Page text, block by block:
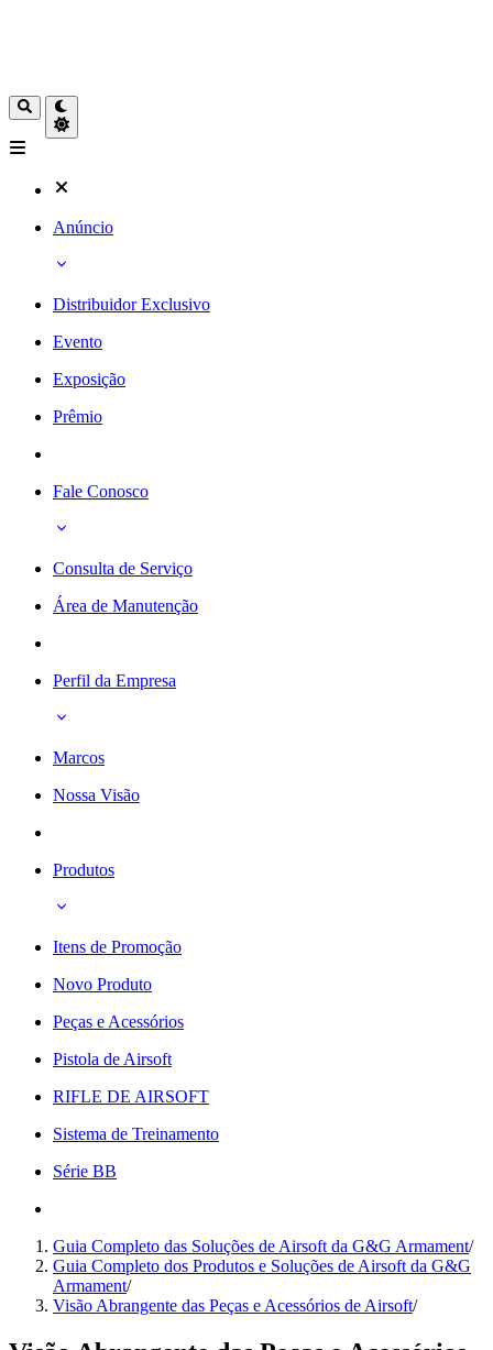
Anúncio
Distribuidor Exclusivo
Evento
Exposição
Prêmio
Fale Conosco
Consulta de Serviço
Área de Manutenção
Perfil da Empresa
Marcos
Nossa Visão
Produtos
Itens de Promoção
Novo Produto
Peças e Acessórios
Pistola de Airsoft
RIFLE DE AIRSOFT
Sistema de Treinamento
Série BB
Guia Completo das Soluções de Airsoft da G&G Armament/
Guia Completo dos Produtos e Soluções de Airsoft da G&G
Armament/
Visão Abrangente das Peças e Acessórios de Airsoft/